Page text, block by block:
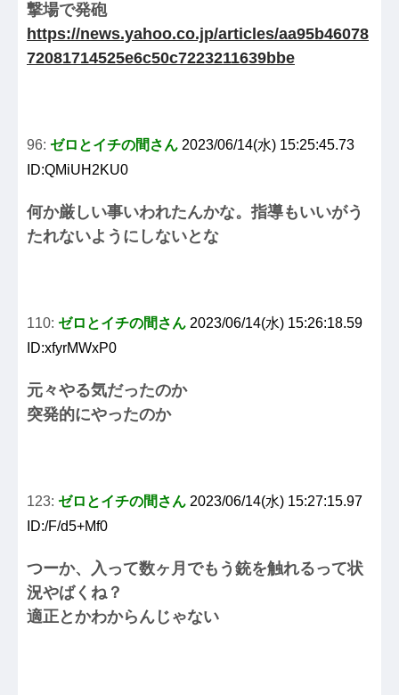
撃場で発砲
https://news.yahoo.co.jp/articles/aa95b46078
72081714525e6c50c7223211639bbe
96: ゼロとイチの間さん 2023/06/14(水) 15:25:45.73
ID:QMiUH2KU0
何か厳しい事いわれたんかな。指導もいいがう
たれないようにしないとな
110: ゼロとイチの間さん 2023/06/14(水) 15:26:18.59
ID:xfyrMWxP0
元々やる気だったのか
突発的にやったのか
123: ゼロとイチの間さん 2023/06/14(水) 15:27:15.97
ID:/F/d5+Mf0
つーか、入って数ヶ月でもう銃を触れるって状
況やばくね？
適正とかわからんじゃない